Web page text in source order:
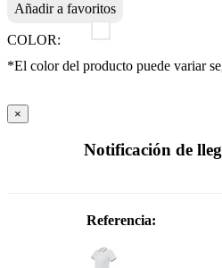
Añadir a favoritos
COLOR:
*El color del producto puede variar
×
Notificación de
Referencia: